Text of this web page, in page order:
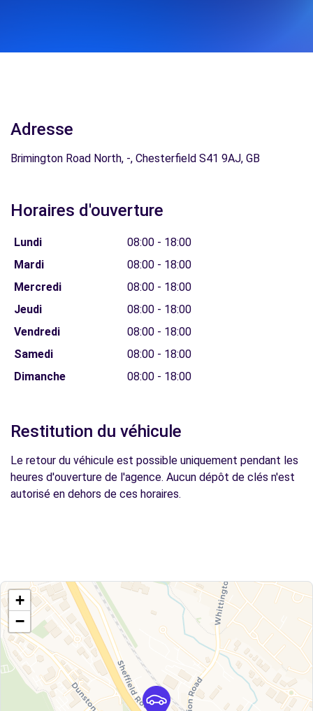
Adresse
Brimington Road North, -, Chesterfield S41 9AJ, GB
Horaires d'ouverture
Lundi
08:00 - 18:00
Mardi
08:00 - 18:00
Mercredi
08:00 - 18:00
Jeudi
08:00 - 18:00
Vendredi
08:00 - 18:00
Samedi
08:00 - 18:00
Dimanche
08:00 - 18:00
Restitution du véhicule
Le retour du véhicule est possible uniquement pendant les
heures d'ouverture de l'agence. Aucun dépôt de clés n'est
autorisé en dehors de ces horaires.
+
−